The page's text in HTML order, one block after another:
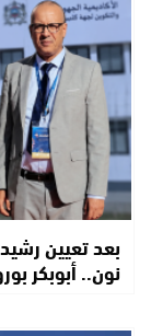
بعد تعيين
نون.. أبوبكر